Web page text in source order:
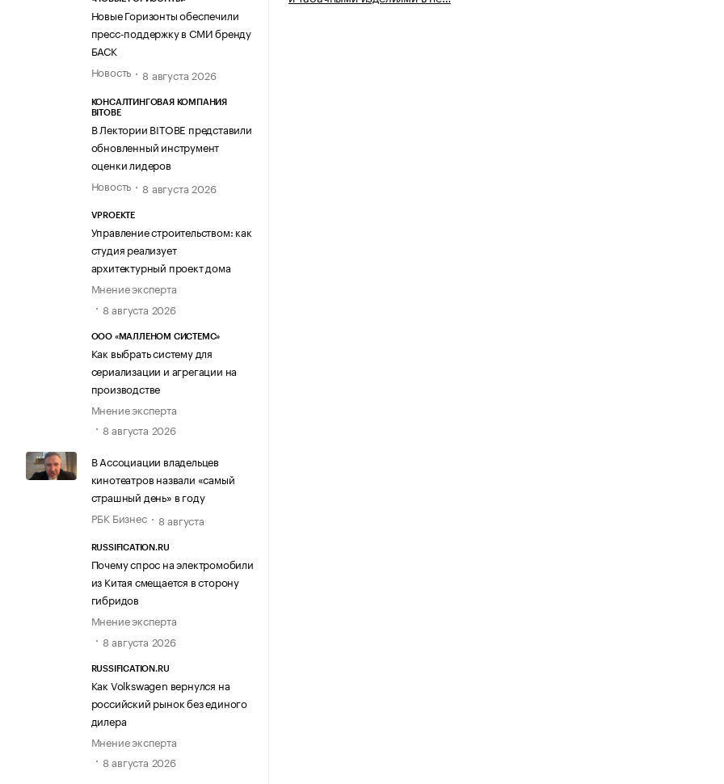
Новые Горизонты обеспечили
пресс-поддержку в СМИ бренду
БАСК
Новость
8 августа 2026
КОНСАЛТИНГОВАЯ КОМПАНИЯ
BITOBE
В Лектории BITOBE представили
обновленный инструмент
оценки лидеров
Новость
8 августа 2026
VPROEKTE
Управление строительством: как
студия реализует
архитектурный проект дома
Мнение эксперта
8 августа 2026
ООО «МАЛЛЕНОМ СИСТЕМС»
Как выбрать систему для
сериализации и агрегации на
производстве
Мнение эксперта
8 августа 2026
В Ассоциации владельцев
кинотеатров назвали «самый
страшный день» в году
РБК Бизнес
8 августа
RUSSIFICATION.RU
Почему спрос на электромобили
из Китая смещается в сторону
гибридов
Мнение эксперта
8 августа 2026
RUSSIFICATION.RU
Как Volkswagen вернулся на
российский рынок без единого
дилера
Мнение эксперта
8 августа 2026